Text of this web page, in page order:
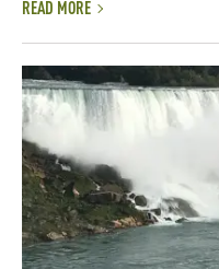
READ MORE